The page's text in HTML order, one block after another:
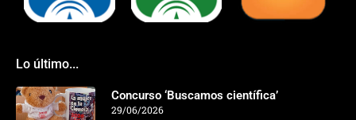
Lo último...
Concurso ‘Buscamos científica’
29/06/2026